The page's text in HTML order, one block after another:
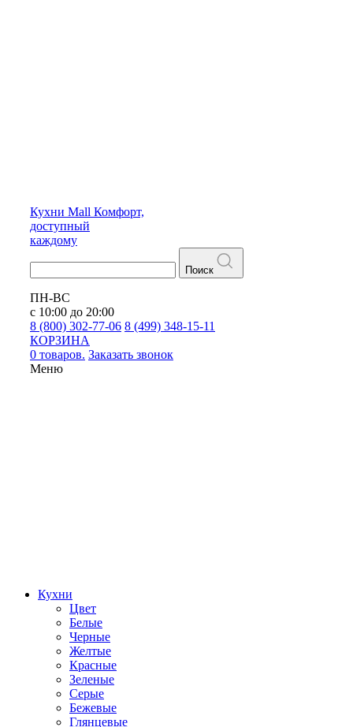
Кухни Mall Комфорт,
доступный
каждому
Поиск
ПН-ВС
с 10:00 до 20:00
8 (800) 302-77-06 8 (499) 348-15-11
КОРЗИНА
0 товаров. Заказать звонок
Меню
Кухни
Цвет
Белые
Черные
Желтые
Красные
Зеленые
Серые
Бежевые
Глянцевые